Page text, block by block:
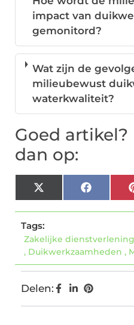
impact van
gemonitord?
Wat zijn de
milieubewust
waterkwaliteit?
Goed artikel?
dan op:
X
(Twitter)
Tags:
Zakelijke dienstverlening
, Duikwerkzaamheden ,
Delen: